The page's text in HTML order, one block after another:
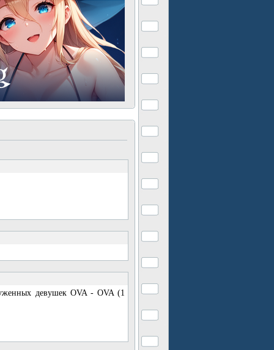
девушек OVA - OVA (1